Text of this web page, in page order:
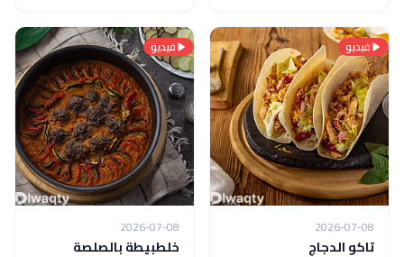
فيديو
2026-07-08
تاكو الدجاج
فيديو
2026-07-08
خلطبيطة بالصلصة